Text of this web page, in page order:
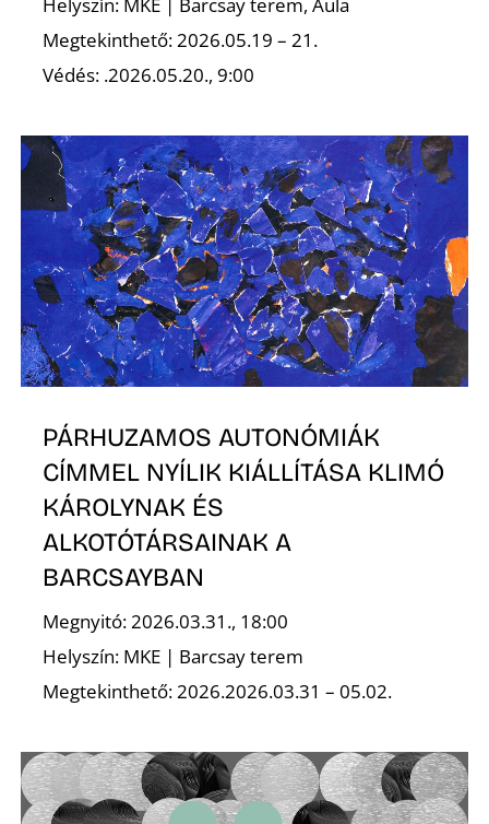
Megtekinthető: 2026.05.19 – 21.
Védés: .2026.05.20., 9:00
PÁRHUZAMOS AUTONÓMIÁK
CÍMMEL NYÍLIK KIÁLLÍTÁSA KLIMÓ
KÁROLYNAK ÉS
ALKOTÓTÁRSAINAK A
BARCSAYBAN
Megnyitó: 2026.03.31., 18:00
Helyszín: MKE | Barcsay terem
Megtekinthető: 2026.2026.03.31 – 05.02.